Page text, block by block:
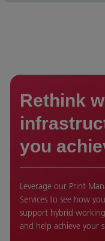
Rethink
you
Leverage our Print
Services to see how
support hybrid
and help achieve your